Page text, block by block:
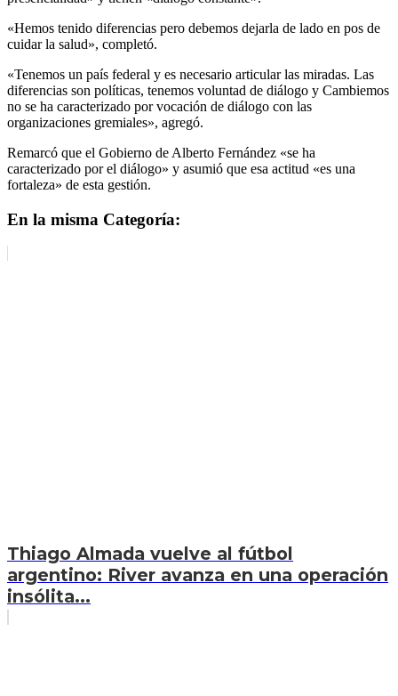
«Hemos tenido diferencias pero debemos dejarla de lado en pos de
cuidar la salud», completó.
«Tenemos un país federal y es necesario articular las miradas. Las
diferencias son políticas, tenemos voluntad de diálogo y Cambiemos
no se ha caracterizado por vocación de diálogo con las
organizaciones gremiales», agregó.
Remarcó que el Gobierno de Alberto Fernández «se ha
caracterizado por el diálogo» y asumió que esa actitud «es una
fortaleza» de esta gestión.
En la misma Categoría:
Thiago Almada vuelve al fútbol
argentino: River avanza en una operación
insólita...